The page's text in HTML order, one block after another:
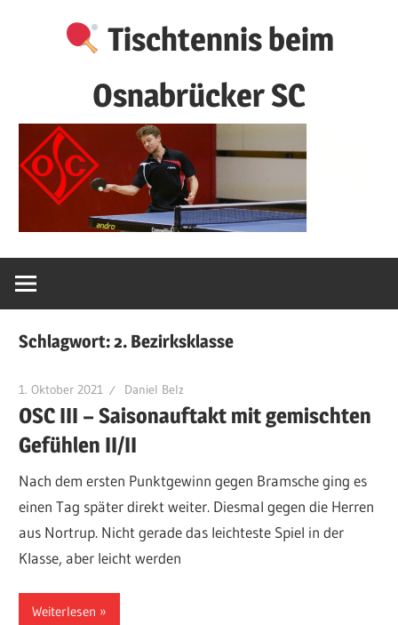
Tischtennis beim
Osnabrücker SC
Schlagwort:2. Bezirksklasse
1. Oktober 2021 Daniel Belz
OSC III – Saisonauftakt mit gemischten
Gefühlen II/II
Nach dem ersten Punktgewinn gegen Bramsche ging es
einen Tag später direkt weiter. Diesmal gegen die Herren
aus Nortrup. Nicht gerade das leichteste Spiel in der
Klasse, aber leicht werden
Weiterlesen